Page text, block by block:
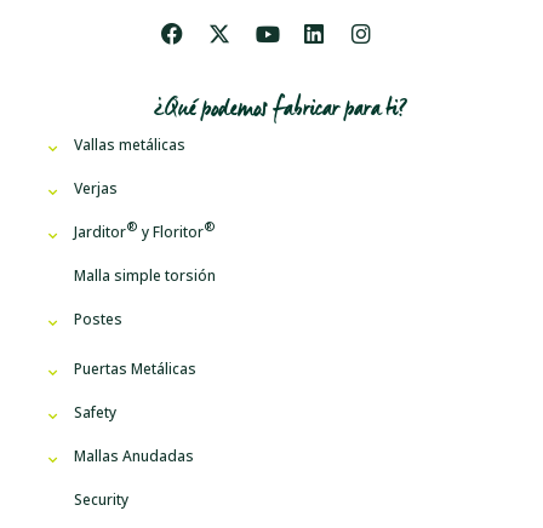
¿Qué podemos fabricar para ti?
Vallas metálicas
Verjas
Jarditor yFloritor
Malla simple torsión
Postes
Puertas Metálicas
Safety
Mallas Anudadas
Security